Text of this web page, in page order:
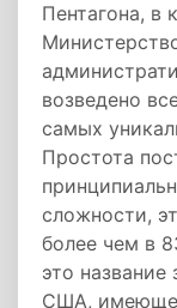
Пентагона, в
возведено
самых
Простота
сложности,
более чем в
это
США,